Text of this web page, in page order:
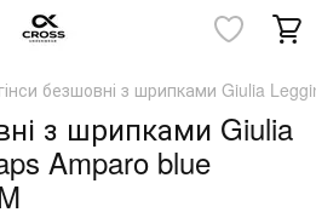
безшовні з шрипками Giulia
з шрипками Giulia
Amparo blue